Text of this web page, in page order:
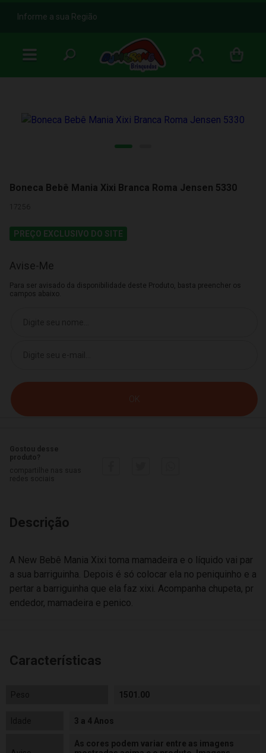
b
Informe a sua Região
Boneca Bebê Mania Xixi Branca Roma Jensen 5330
17256
PREÇO EXCLUSIVO DO SITE
Avise-Me
Para ser avisado da disponibilidade deste Produto, basta preencher os
campos abaixo.
Descrição
A New Bebê Mania Xixi toma mamadeira e o líquido vai par
a sua barriguinha. Depois é só colocar ela no peniquinho e a
pertar a barriguinha que ela faz xixi. Acompanha chupeta, pr
endedor, mamadeira e penico.
Características
1501.00
3 a 4 Anos
As cores podem variar entre as imagens